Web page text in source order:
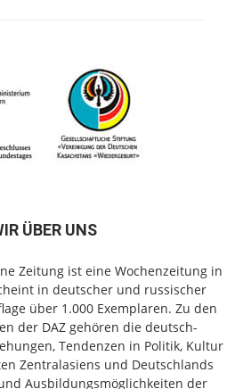
ÜBER UNS
Zeitung ist eine Wochenzeitung in
in deutscher und russischer
über 1.000 Exemplaren. Zu den
der DAZ gehören die deutsch-
Tendenzen in Politik, Kultur
Zentralasiens und Deutschlands
Ausbildungsmöglichkeiten der